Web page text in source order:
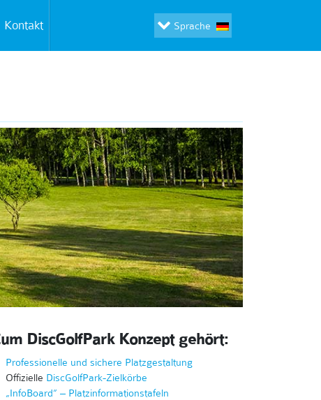
Kontakt Sprache
DiscGolfPark Konzept gehört:
Professionelle und sichere Platzgestaltung
Offizielle DiscGolfPark-Zielkörbe
„InfoBoard“ – Platzinformationstafeln